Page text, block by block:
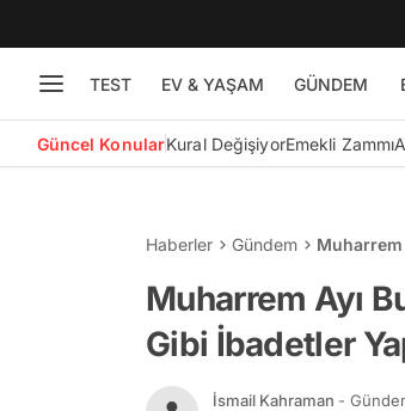
TEST EV & YAŞAM GÜNDEM
Güncel KonularKural DeğişiyorEmekli Zammı
Haberler Gündem Muharrem
Muharrem Ayı
Gibi İbadetler
İsmail Kahraman -